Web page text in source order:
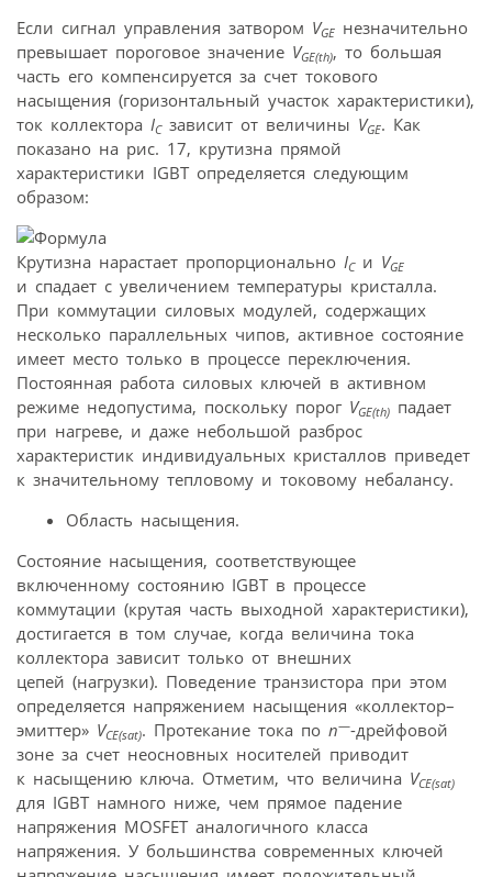
Если сигнал управления затвором VGE незначительно
превышает пороговое значение VGE(th), то большая
часть его компенсируется за счет токового
насыщения (горизонтальный участок характеристики),
ток коллектора ICзависит от величины VGE. Как
показано на рис. 17, крутизна прямой
характеристики IGBT определяется следующим
образом:
Крутизна нарастает пропорционально ICи VGE
и спадает с увеличением температуры кристалла.
При коммутации силовых модулей, содержащих
несколько параллельных чипов, активное состояние
имеет место только в процессе переключения.
Постоянная работа силовых ключей в активном
режиме недопустима, поскольку порог VGE(th) падает
при нагреве, и даже небольшой разброс
характеристик индивидуальных кристаллов приведет
к значительному тепловому и токовому небалансу.
Область насыщения.
Состояние насыщения, соответствующее
включенному состоянию IGBT в процессе
коммутации (крутая часть выходной характеристики),
достигается в том случае, когда величина тока
коллектора зависит только от внешних
цепей (нагрузки). Поведение транзистора при этом
определяется напряжением насыщения «коллектор–
эмиттер» VCE(sat). Протекание тока по n—-дрейфовой
зоне за счет неосновных носителей приводит
к насыщению ключа. Отметим, что величина VCE(sat)
для IGBT намного ниже, чем прямое падение
напряжения MOSFET аналогичного класса
напряжения. У большинства современных ключей